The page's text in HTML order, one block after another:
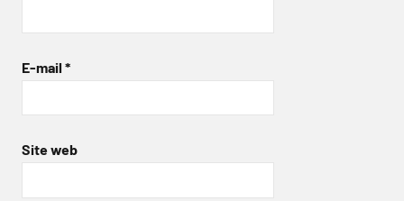
E-mail *
Site web